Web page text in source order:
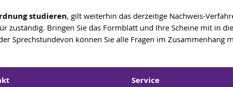
studieren, gilt weiterhin das derzeitige Nachweis-
zuständig. Bringen Sie das Formblatt und Ihre Scheine mit in die
Sprechstundevon können Sie alle Fragen im Zusammenhang
Service